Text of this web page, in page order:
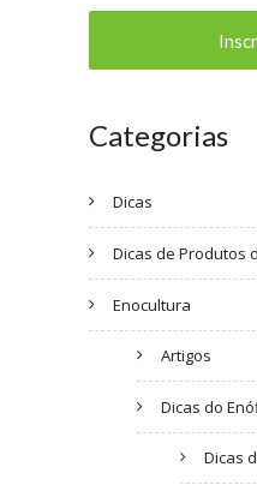
Categorias
Dicas
Dicas de Produtos
Enocultura
Artigos
Dicas do
Dicas